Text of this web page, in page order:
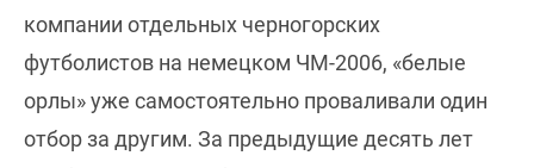
компании отдельных черногорских
футболистов на немецком ЧМ-2006, «белые
орлы» уже самостоятельно проваливали один
отбор за другим. За предыдущие десять лет